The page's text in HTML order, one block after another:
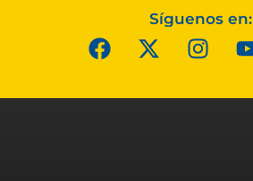
Síguenos en: